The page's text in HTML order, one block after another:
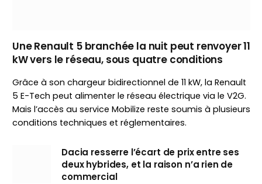
Une Renault 5 branchée la nuit peut renvoyer 11
kW vers le réseau, sous quatre conditions
Grâce à son chargeur bidirectionnel de 11 kW, la Renault
5 E-Tech peut alimenter le réseau électrique via le V2G.
Mais l’accès au service Mobilize reste soumis à plusieurs
conditions techniques et réglementaires.
Dacia resserre l’écart de prix entre ses
deux hybrides, et la raison n’a rien de
commercial